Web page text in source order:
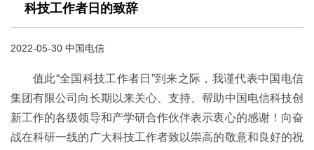
科技工作者日的致辞
2022-05-30 中国电信
值此“全国科技工作者日”到来之际，我谨代表中国电信
集团有限公司向长期以来关心、支持、帮助中国电信科技创
新工作的各级领导和产学研合作伙伴表示衷心的感谢！向奋
战在科研一线的广大科技工作者致以崇高的敬意和良好的祝